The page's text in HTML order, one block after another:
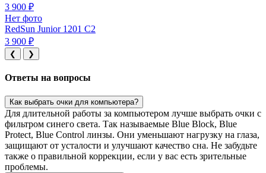
3 900 ₽
Нет фото
RedSun Junior 1201 C2
3 900 ₽
❮ ❯
Ответы на вопросы
Как выбрать очки для компьютера?
Для длительной работы за компьютером лучше выбрать очки с
фильтром синего света. Так называемые Blue Block, Blue
Protect, Blue Control линзы. Они уменьшают нагрузку на глаза,
защищают от усталости и улучшают качество сна. Не забудьте
также о правильной коррекции, если у вас есть зрительные
проблемы.